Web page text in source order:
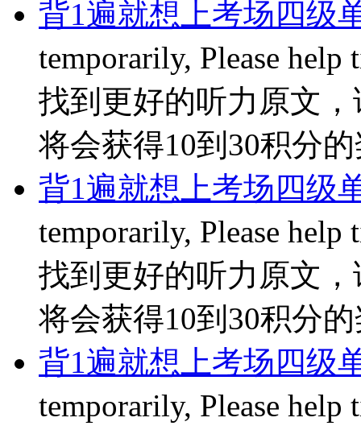
背1遍就想上考场四级
temporarily, Please
找到更好的听力原文
将会获得10到30积分
背1遍就想上考场四级
temporarily, Please
找到更好的听力原文
将会获得10到30积分
背1遍就想上考场四级
temporarily, Please